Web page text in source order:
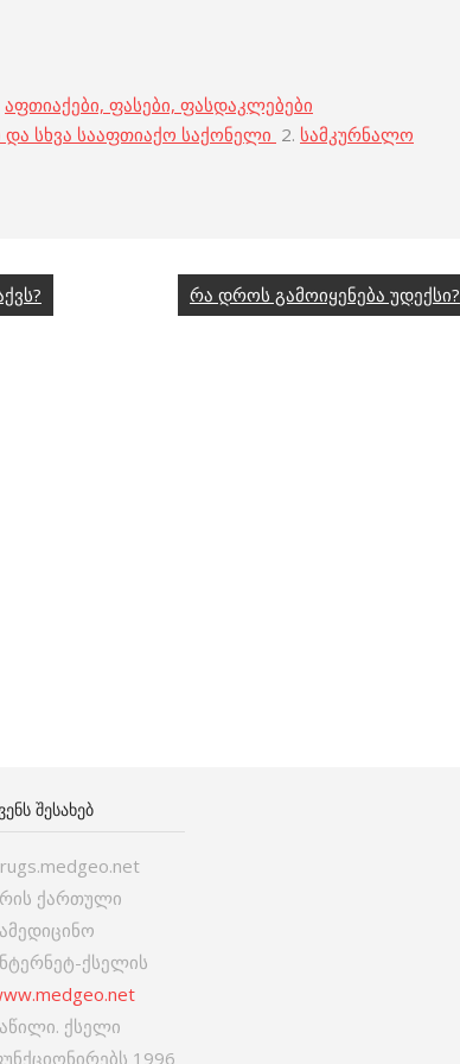
აფთიაქები, ფასები, ფასდაკლებები
და სხვა სააფთიაქო საქონელი 2. სამკურნალო
რა დროს გამოიყენება უდექსი?
ᲨᲔᲡᲐᲮᲔᲑ
ქართული
ქსელის
ქსელი
1996